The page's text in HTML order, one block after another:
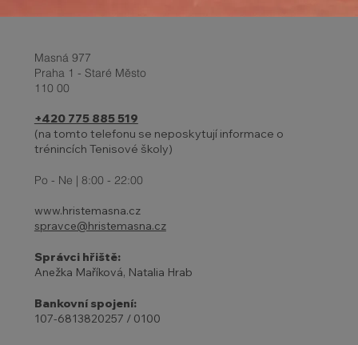
Masná 977
Praha 1 - Staré Město
110 00
+420 775 885 519
(na tomto telefonu se neposkytují informace o
trénincích Tenisové školy)
Po - Ne | 8:00 - 22:00
www.hristemasna.cz
spravce@hristemasna.cz
Správci hřiště:
Anežka Maříková, Natalia Hrab
Bankovní spojení:
107-6813820257 / 0100